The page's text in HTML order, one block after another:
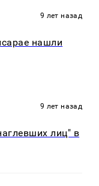
9 лет назад
нашли
9 лет назад
лиц" в